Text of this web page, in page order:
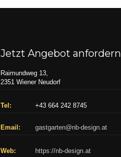
Jetzt Angebot anfordern
Raimundweg 13,
2351 Wiener Neudorf
Tel: +43 664 242 8745
Email: gastgarten@nb-design.at
Web: https://nb-design.at